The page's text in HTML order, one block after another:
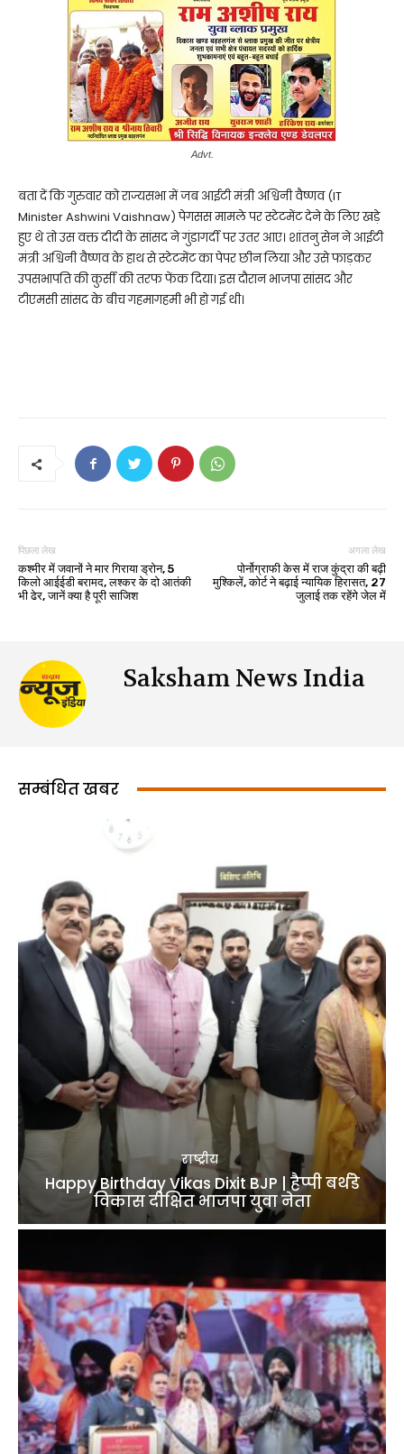
Advt.
बता दें कि गुरुवार को राज्यसभा में जब आईटी मंत्री अश्विनी वैष्णव (IT
Minister Ashwini Vaishnaw) पेगसस मामले पर स्टेटमेंट देने के लिए खड़े
हुए थे तो उस वक्त दीदी के सांसद ने गुंडागर्दी पर उतर आए। शांतनु सेन ने आईटी
मंत्री अश्विनी वैष्णव के हाथ से स्टेटमेंट का पेपर छीन लिया और उसे फाड़कर
उपसभापति की कुर्सी की तरफ फेंक दिया। इस दौरान भाजपा सांसद और
टीएमसी सांसद के बीच गहमागहमी भी हो गई थी।
पिछला लेख
कश्मीर में जवानों ने मार गिराया ड्रोन, 5
किलो आईईडी बरामद, लश्कर के दो आतंकी
भी ढेर, जानें क्या है पूरी साजिश
अगला लेख
पोर्नोग्राफी केस में राज कुंद्रा की बढ़ी
मुश्किलें, कोर्ट ने बढ़ाई न्यायिक हिरासत, 27
जुलाई तक रहेंगे जेल में
Saksham News India
सम्बंधित खबर
राष्ट्रीय
Happy Birthday Vikas Dixit BJP | हैप्पी बर्थडे
विकास दीक्षित भाजपा युवा नेता